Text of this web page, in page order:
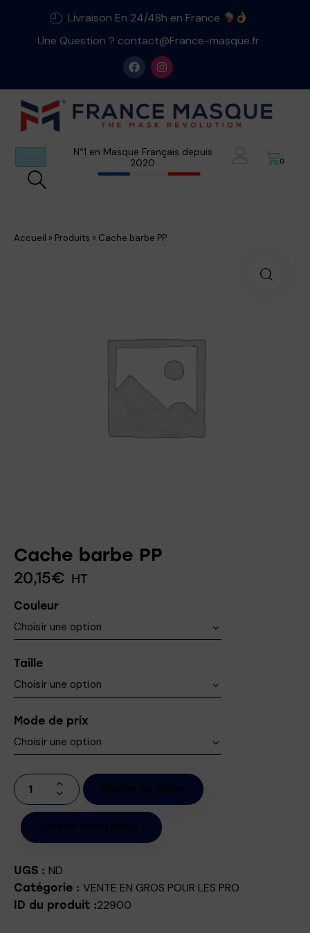
Livraison En 24/48h en France
Une Question ? contact@France-masque.fr
N°1 en Masque Français depuis
2020
0
Accueil » Produits » Cache barbe PP
Cache barbe PP
20,15€ HT
Couleur
Taille
Mode de prix
Ajouter au panier
Acheter maintenant !
UGS : ND
Catégorie : VENTE EN GROS POUR LES PRO
ID du produit :22900